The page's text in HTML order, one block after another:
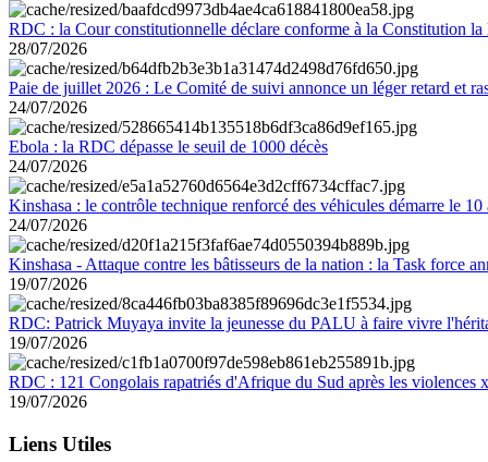
RDC : la Cour constitutionnelle déclare conforme à la Constitution la
28/07/2026
Paie de juillet 2026 : Le Comité de suivi annonce un léger retard et
24/07/2026
Ebola : la RDC dépasse le seuil de 1000 décès
24/07/2026
Kinshasa : le contrôle technique renforcé des véhicules démarre le 10
24/07/2026
Kinshasa - Attaque contre les bâtisseurs de la nation : la Task force
19/07/2026
RDC: Patrick Muyaya invite la jeunesse du PALU à faire vivre
19/07/2026
RDC : 121 Congolais rapatriés d'Afrique du Sud après les violences
19/07/2026
Liens Utiles